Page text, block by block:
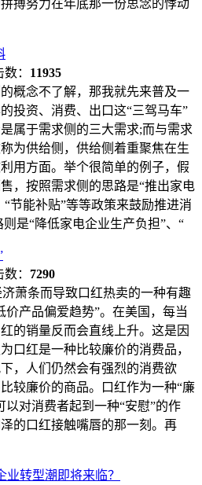
搏努力在年底那一份思念的悸动
： 11935
概念不了解，那我就先来普及一
投资、消费、出口这“三驾马车”
属于需求侧的三大需求;而与需求
为供给侧，供给侧着重聚焦在生
用方面。举个很简单的例子，假
，按照需求侧的思路是“推出家电
“节能补贴”等等政策来鼓励推进消
是“降低家电企业生产负担”、“
： 7290
萧条而导致口红热卖的一种有趣
价产品偏爱趋势”。在美国，每当
的销量反而会直线上升。这是因
口红是一种比较廉价的消费品，
，人们仍然会有强烈的消费欲
较廉价的商品。口红作为一种“廉
以对消费者起到一种“安慰”的作
的口红接触嘴唇的那一刻。再
转型潮即将来临？